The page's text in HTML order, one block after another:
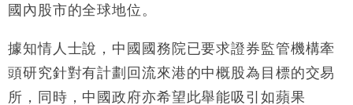
差達1125億美元
12:44
財經｜日本春季三度入市撐日圓 4月單日斥6.28萬億
日圓干預創新高
國內股市的全球地位。
據知情人士說，中國國務院已要求證券監管機構牽
頭研究針對有計劃回流來港的中概股為目標的交易
所，同時，中國政府亦希望此舉能吸引如蘋果